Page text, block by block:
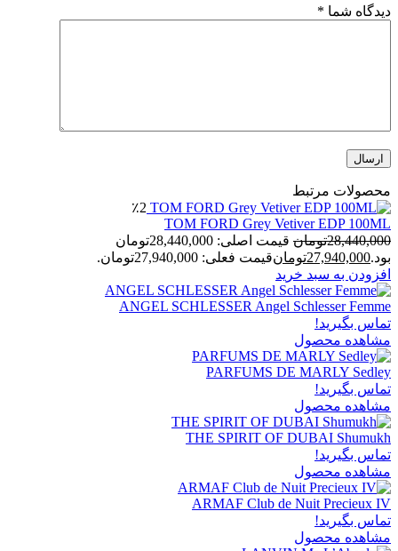
دیدگاه شما *
محصولات مرتبط
٪2
TOM FORD Grey Vetiver EDP 100ML
28,440,000تومان
قیمت اصلی: 28,440,000تومان
بود.27,940,000تومانقیمت فعلی: 27,940,000تومان.
افزودن به سبد خرید
ANGEL SCHLESSER Angel Schlesser Femme
تماس بگیرید!
مشاهده محصول
PARFUMS DE MARLY Sedley
تماس بگیرید!
مشاهده محصول
THE SPIRIT OF DUBAI Shumukh
تماس بگیرید!
مشاهده محصول
ARMAF Club de Nuit Precieux IV
تماس بگیرید!
مشاهده محصول